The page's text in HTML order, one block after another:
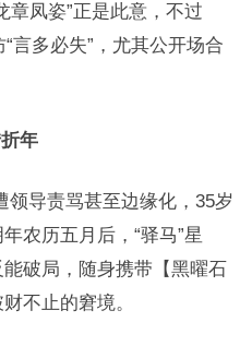
章凤姿”正是此意，不过
“言多必失”，尤其公开场合
年
领导责骂甚至边缘化，35岁
农历五月后，“驿马”星
破局，随身携带【黑曜石
不止的窘境。